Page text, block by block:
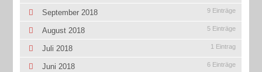
September 2018 9 Einträge
August 2018 5 Einträge
Juli 2018 1 Eintrag
Juni 2018 6 Einträge